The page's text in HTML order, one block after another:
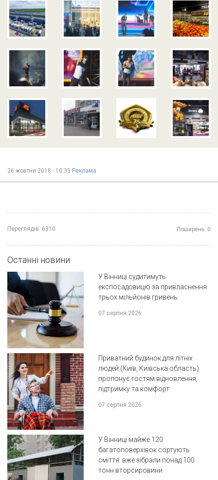
26 жовтня 2018 - 10:35 Реклама
Переглядів: 6310 Поширень: 0
Останні новини
У Вінниці судитимуть
експосадовицю за привласнення
трьох мільйонів гривень
07 серпня 2026
Приватний будинок для літніх
людей (Київ, Київська область)
пропонує гостям відновлення,
підтримку та комфорт
07 серпня 2026
У Вінниці майже 120
багатоповерхівок сортують
сміття: вже зібрали понад 100
тонн вторсировини